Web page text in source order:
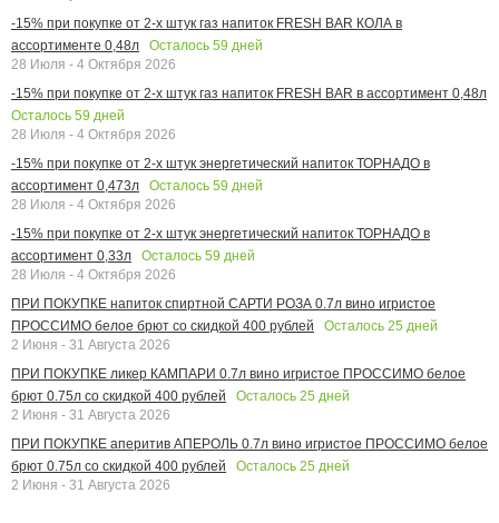
-15% при покупке от 2-х штук газ напиток FRESH BAR КОЛА в
ассортименте 0,48л
Осталось 59 дней
28 Июля - 4 Октября 2026
-15% при покупке от 2-х штук газ напиток FRESH BAR в ассортимент 0,48л
Осталось 59 дней
28 Июля - 4 Октября 2026
-15% при покупке от 2-х штук энергетический напиток ТОРНАДО в
ассортимент 0,473л
Осталось 59 дней
28 Июля - 4 Октября 2026
-15% при покупке от 2-х штук энергетический напиток ТОРНАДО в
ассортимент 0,33л
Осталось 59 дней
28 Июля - 4 Октября 2026
ПРИ ПОКУПКЕ напиток спиртной САРТИ РОЗА 0.7л вино игристое
ПРОССИМО белое брют со скидкой 400 рублей
Осталось 25 дней
2 Июня - 31 Августа 2026
ПРИ ПОКУПКЕ ликер КАМПАРИ 0.7л вино игристое ПРОССИМО белое
брют 0.75л со скидкой 400 рублей
Осталось 25 дней
2 Июня - 31 Августа 2026
ПРИ ПОКУПКЕ аперитив АПЕРОЛЬ 0.7л вино игристое ПРОССИМО белое
брют 0.75л со скидкой 400 рублей
Осталось 25 дней
2 Июня - 31 Августа 2026